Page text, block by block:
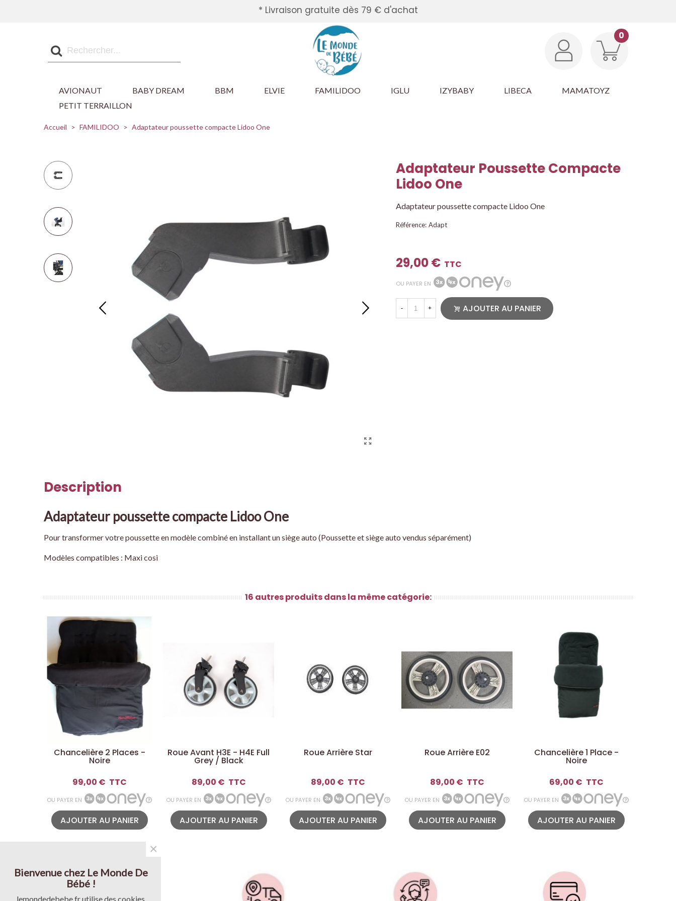
* Livraison gratuite dès 79 € d'achat
0
AVIONAUT BABY DREAM BBM ELVIE FAMILIDOO IGLU IZYBABY LIBECA
MAMATOYZ
PETIT TERRAILLON
Accueil > FAMILIDOO > Adaptateur poussette compacte Lidoo One
Adaptateur Poussette Compacte
Lidoo One
Adaptateur poussette compacte Lidoo One
Référence: Adapt
29,00 € TTC
OU PAYER EN
- + AJOUTER AU PANIER
Description
Adaptateur poussette compacte Lidoo One
Pour transformer votre poussette en modèle combiné en installant un siège auto (Poussette et siège auto vendus séparément)
Modèles compatibles : Maxi cosi
16 autres produits dans la même catégorie:
Chancelière 2 Places -
Noire
99,00 € TTC
OU PAYER EN
AJOUTER AU PANIER
Roue Avant H3E - H4E Full
Grey / Black
89,00 € TTC
OU PAYER EN
AJOUTER AU PANIER
Roue Arrière Star
89,00 € TTC
OU PAYER EN
AJOUTER AU PANIER
Roue Arrière E02
89,00 € TTC
OU PAYER EN
AJOUTER AU PANIER
Chancelière 1 Place -
Noire
69,00 € TTC
OU PAYER EN
AJOUTER AU PANIER
Bienvenue chez Le Monde De
Bébé !
lemondedebebe.fr utilise des cookies
×